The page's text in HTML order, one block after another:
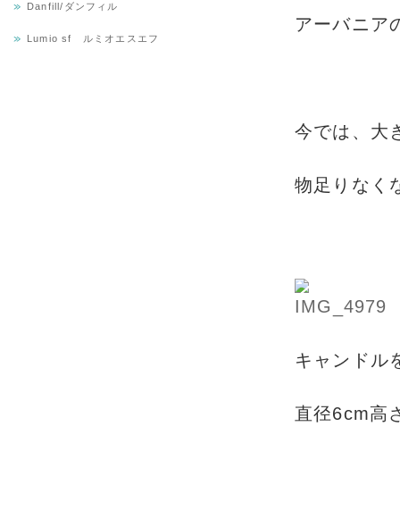
Danfill/ダンフィル
Lumio sf ルミオエスエフ
アーバニア
今では、大
物足りなく
キャンドル
直径6cm高